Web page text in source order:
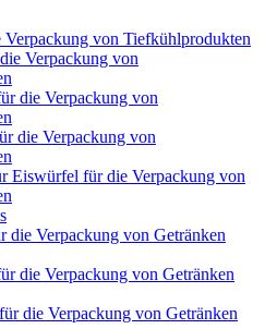
von Tiefkühlprodukten
Verpackung von
die Verpackung von
die Verpackung von
Eiswürfel für die Verpackung von
die Verpackung von Getränken
die Verpackung von Getränken
die Verpackung von Getränken